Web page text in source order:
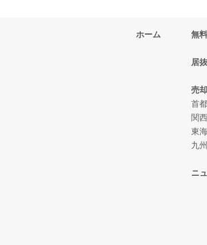
横浜市都筑
横浜市西
川崎市宮
川崎市川
横浜市金
神奈川県の
神奈川県
神奈川県
神奈川県
神奈川県
ホーム 無
居
売
首
関
東
九
ニ